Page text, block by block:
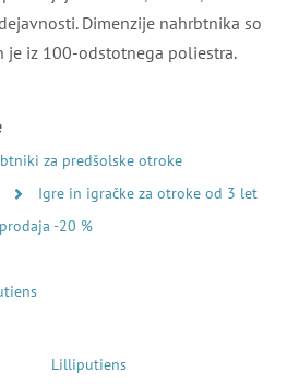
Dimenzije nahrbtnika so
je iz 100-odstotnega poliestra.
za predšolske otroke
Igre in igračke za otroke od 3 let
-20 %
Lilliputiens